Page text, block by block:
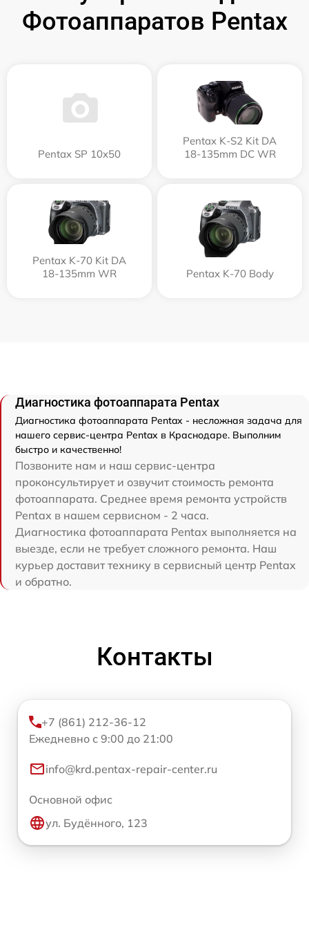
Фотоаппаратов Pentax
Pentax SP 10x50
Pentax K-S2 Kit DA
18-135mm DC WR
Pentax K-70 Kit DA
18-135mm WR
Pentax K-70 Body
Диагностика фотоаппарата Pentax
Диагностика фотоаппарата Pentax - несложная задача для
нашего сервис-центра Pentax в Краснодаре. Выполним
быстро и качественно!
Позвоните нам и наш сервис-центра
проконсультирует и озвучит стоимость ремонта
фотоаппарата. Среднее время ремонта устройств
Pentax в нашем сервисном - 2 часа.
Диагностика фотоаппарата Pentax выполняется на
выезде, если не требует сложного ремонта. Наш
курьер доставит технику в сервисный центр Pentax
и обратно.
Контакты
+7 (861) 212-36-12
Ежедневно с 9:00 до 21:00
info@krd.pentax-repair-center.ru
Основной офис
ул. Будённого, 123